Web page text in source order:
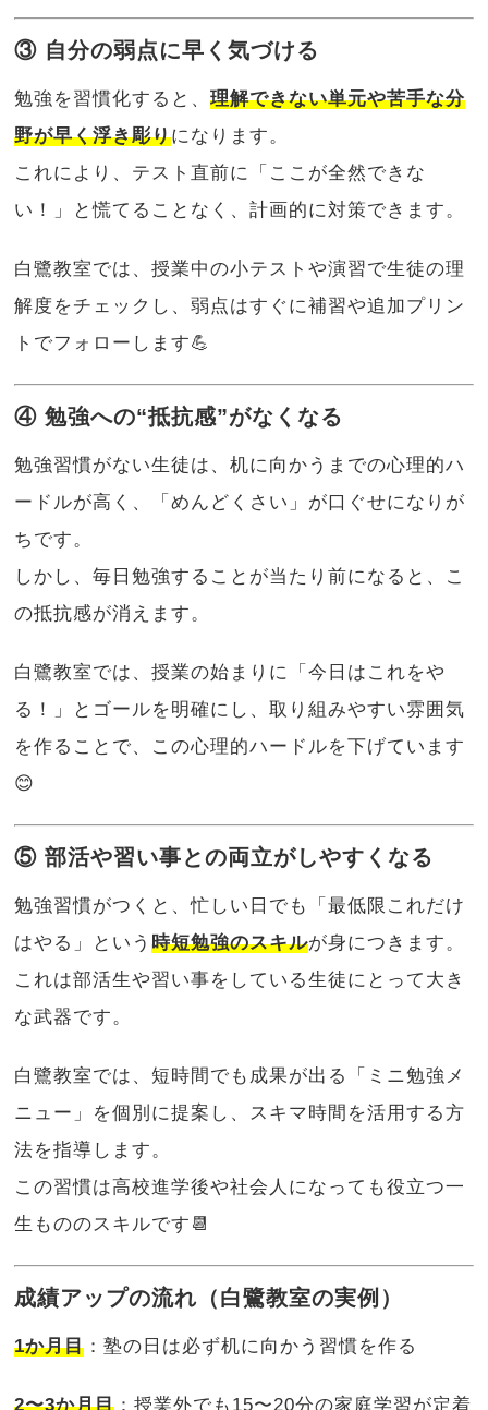
③ 自分の弱点に早く気づける
勉強を習慣化すると、理解できない単元や苦手な分
野が早く浮き彫りになります。
これにより、テスト直前に「ここが全然できな
い！」と慌てることなく、計画的に対策できます。
白鷺教室では、授業中の小テストや演習で生徒の理
解度をチェックし、弱点はすぐに補習や追加プリン
トでフォローします💪
④ 勉強への“抵抗感”がなくなる
勉強習慣がない生徒は、机に向かうまでの心理的ハ
ードルが高く、「めんどくさい」が口ぐせになりが
ちです。
しかし、毎日勉強することが当たり前になると、こ
の抵抗感が消えます。
白鷺教室では、授業の始まりに「今日はこれをや
る！」とゴールを明確にし、取り組みやすい雰囲気
を作ることで、この心理的ハードルを下げています
😊
⑤ 部活や習い事との両立がしやすくなる
勉強習慣がつくと、忙しい日でも「最低限これだけ
はやる」という時短勉強のスキルが身につきます。
これは部活生や習い事をしている生徒にとって大き
な武器です。
白鷺教室では、短時間でも成果が出る「ミニ勉強メ
ニュー」を個別に提案し、スキマ時間を活用する方
法を指導します。
この習慣は高校進学後や社会人になっても役立つ一
生もののスキルです📆
成績アップの流れ（白鷺教室の実例）
1か月目 ：塾の日は必ず机に向かう習慣を作る
2〜3か月目 ：授業外でも15〜20分の家庭学習が定着